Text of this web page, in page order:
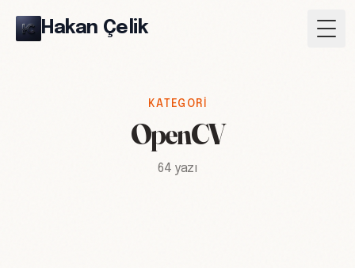
Hakan Çelik
KATEGORI
OpenCV
64 yazı